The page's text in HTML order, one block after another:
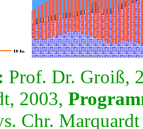
Prof. Dr. Groiß,
2003,
Chr. Marquardt